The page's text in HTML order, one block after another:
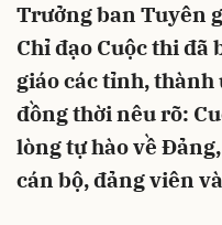
Trưởng ban Tuyên
Chỉ đạo Cuộc thi đã
giáo các tỉnh, thành
đồng thời nêu rõ:
lòng tự hào về
cán bộ, đảng viên